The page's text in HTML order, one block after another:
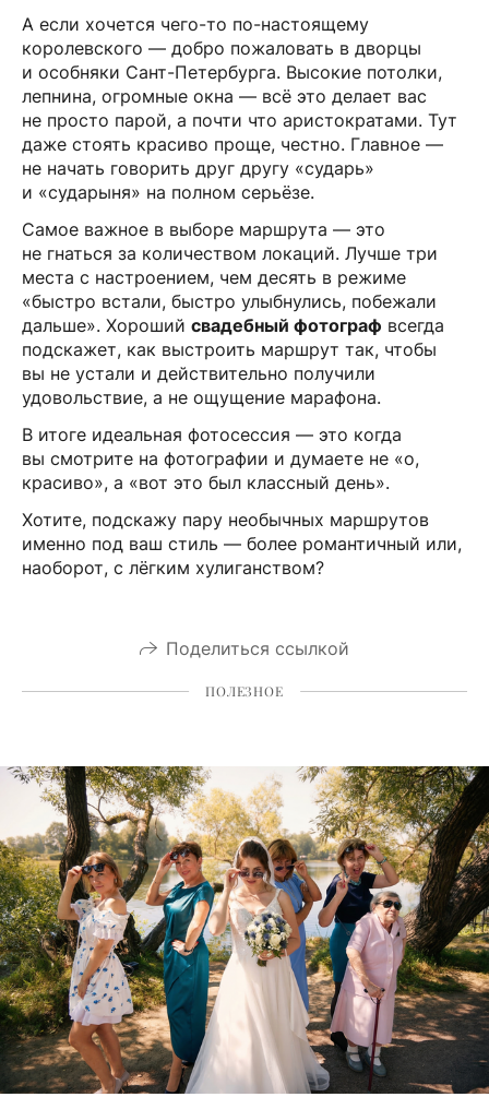
А если хочется чего-то по-настоящему
королевского — добро пожаловать в дворцы
и особняки Сант-Петербурга. Высокие потолки,
лепнина, огромные окна — всё это делает вас
не просто парой, а почти что аристократами. Тут
даже стоять красиво проще, честно. Главное —
не начать говорить друг другу «сударь»
и «сударыня» на полном серьёзе.
Самое важное в выборе маршрута — это
не гнаться за количеством локаций. Лучше три
места с настроением, чем десять в режиме
«быстро встали, быстро улыбнулись, побежали
дальше». Хороший свадебный фотограф всегда
подскажет, как выстроить маршрут так, чтобы
вы не устали и действительно получили
удовольствие, а не ощущение марафона.
В итоге идеальная фотосессия — это когда
вы смотрите на фотографии и думаете не «о,
красиво», а «вот это был классный день».
Хотите, подскажу пару необычных маршрутов
именно под ваш стиль — более романтичный или,
наоборот, с лёгким хулиганством?
Поделиться ссылкой
ПОЛЕЗНОЕ